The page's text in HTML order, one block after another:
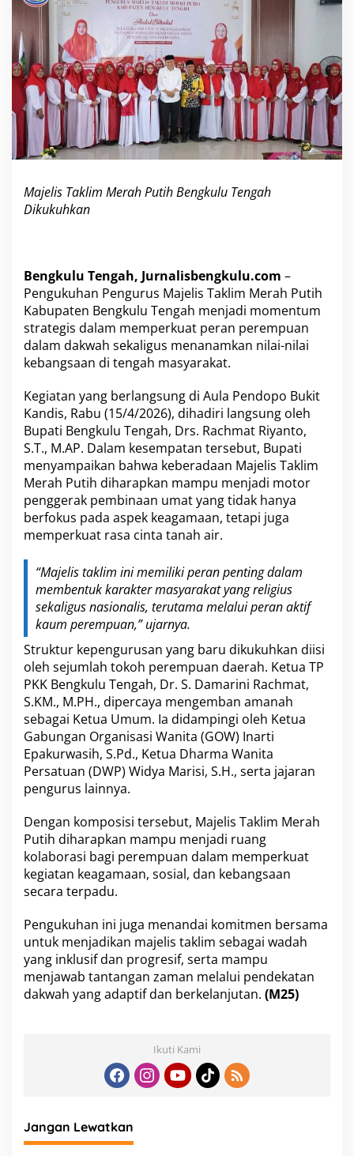
m
M
e
r
a
h
P
u
i
h
B
n
T
e
n
a
h
k
k
u
h
k
a
n
,
P
u
a
t
r
a
n
P
e
r
e
m
p
u
d
l
a
m
k
w
a
h
d
a
n
a
n
g
Majelis Taklim Merah Putih Bengkulu Tengah
Dikukuhkan
Bengkulu Tengah, Jurnalisbengkulu.com –
Pengukuhan Pengurus Majelis Taklim Merah Putih
Kabupaten Bengkulu Tengah menjadi momentum
strategis dalam memperkuat peran perempuan
dalam dakwah sekaligus menanamkan nilai-nilai
kebangsaan di tengah masyarakat.
Kegiatan yang berlangsung di Aula Pendopo Bukit
Kandis, Rabu (15/4/2026), dihadiri langsung oleh
Bupati Bengkulu Tengah, Drs. Rachmat Riyanto,
S.T., M.AP. Dalam kesempatan tersebut, Bupati
menyampaikan bahwa keberadaan Majelis Taklim
Merah Putih diharapkan mampu menjadi motor
penggerak pembinaan umat yang tidak hanya
berfokus pada aspek keagamaan, tetapi juga
memperkuat rasa cinta tanah air.
“Majelis taklim ini memiliki peran penting dalam
membentuk karakter masyarakat yang religius
sekaligus nasionalis, terutama melalui peran aktif
kaum perempuan,” ujarnya.
Struktur kepengurusan yang baru dikukuhkan diisi
oleh sejumlah tokoh perempuan daerah. Ketua TP
PKK Bengkulu Tengah, Dr. S. Damarini Rachmat,
S.KM., M.PH., dipercaya mengemban amanah
sebagai Ketua Umum. Ia didampingi oleh Ketua
Gabungan Organisasi Wanita (GOW) Inarti
Epakurwasih, S.Pd., Ketua Dharma Wanita
Persatuan (DWP) Widya Marisi, S.H., serta jajaran
pengurus lainnya.
Dengan komposisi tersebut, Majelis Taklim Merah
Putih diharapkan mampu menjadi ruang
kolaborasi bagi perempuan dalam memperkuat
kegiatan keagamaan, sosial, dan kebangsaan
secara terpadu.
Pengukuhan ini juga menandai komitmen bersama
untuk menjadikan majelis taklim sebagai wadah
yang inklusif dan progresif, serta mampu
menjawab tantangan zaman melalui pendekatan
dakwah yang adaptif dan berkelanjutan. (M25)
Ikuti Kami
Jangan Lewatkan